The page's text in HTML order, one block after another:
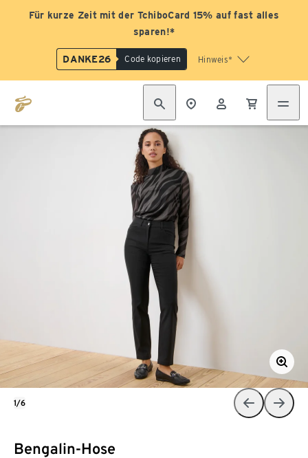
Für kurze Zeit mit der TchiboCard 15% auf fast alles
sparen!*
DANKE26 Code kopieren Hinweis*
Bengalin-Hose
1/6